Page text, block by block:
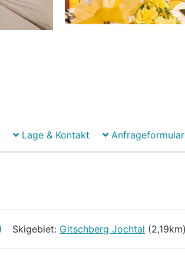
Lage & Kontakt Anfrageformular
Skigebiet: Gitschberg Jochtal